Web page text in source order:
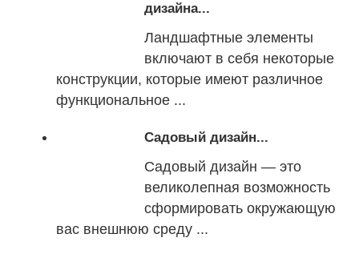
дизайна...
Ландшафтные элементы
включают в себя некоторые
конструкции, которые имеют различное
функциональное ...
Садовый дизайн...
Садовый дизайн — это
великолепная возможность
сформировать окружающую
вас внешнюю среду ...